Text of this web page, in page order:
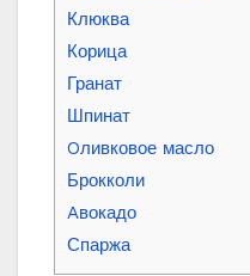
Клюква
Корица
Гранат
Шпинат
Oливковое масло
Брокколи
Aвокадо
Спаржа